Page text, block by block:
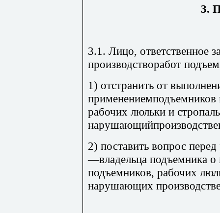
3.
3.1. Лицо, ответственное
производстворабот
1) отстранить от
рабочих люльки и
2) поставить вопрос
—владельца подъемника о
подъемников, рабочих
нарушающих